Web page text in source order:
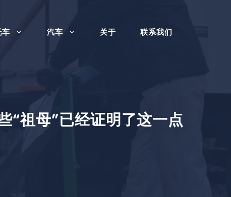
车 汽车 关于 联系我们
“祖母”已经证明了这一点